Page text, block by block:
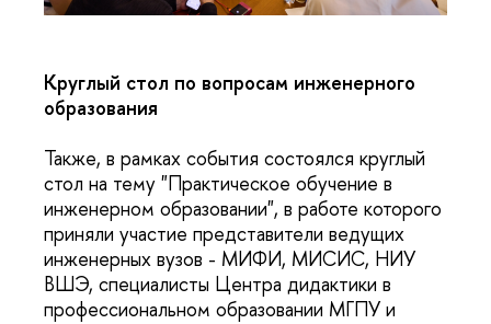
Круглый стол по вопросам инженерного
образования
Также, в рамках события состоялся круглый
стол на тему "Практическое обучение в
инженерном образовании", в работе которого
приняли участие представители ведущих
инженерных вузов - МИФИ, МИСИС, НИУ
ВШЭ, специалисты Центра дидактики в
профессиональном образовании МГПУ и